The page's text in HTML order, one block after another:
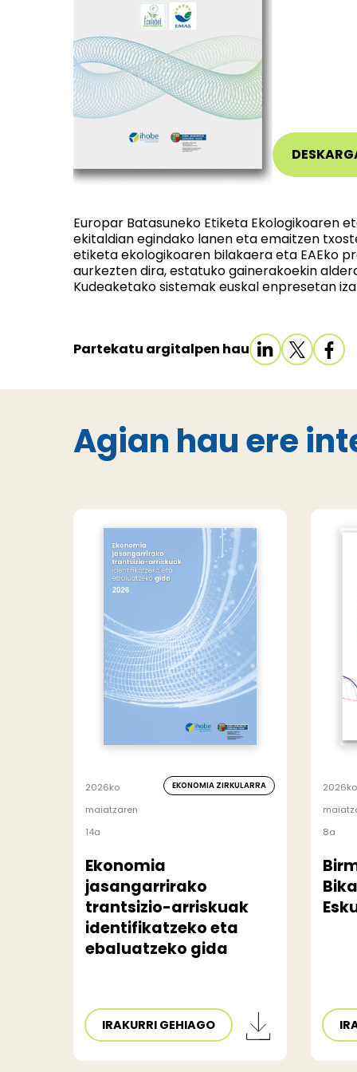
Europar Batasuneko Etiketa Ekologikoaren
ekitaldian egindako lanen eta emaitzen
etiketa ekologikoaren bilakaera eta EAEko
aurkezten dira, estatuko gainerakoekin
Kudeaketako sistemak euskal enpresetan
Partekatu argitalpen hau
Agian hau ere
2026ko
maiatzaren
14a
EKONOMIA ZIRKULARRA
Ekonomia
jasangarrirako
trantsizio-arriskuak
identifikatzeko eta
ebaluatzeko gida
IRAKURRI GEHIAGO
2026ko
8a